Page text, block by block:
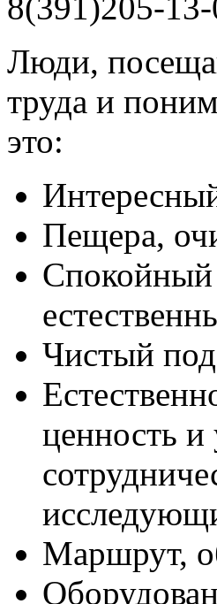
Люди,
труда и
это:
Пещера,
Чистый
ценность и
Маршрут,